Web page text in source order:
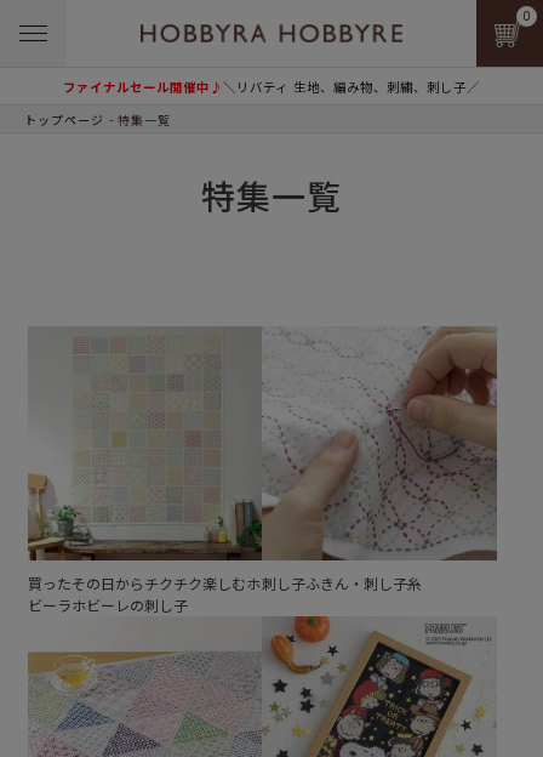
ファイナルセール開催中♪＼リバティ 生地、編み物、刺繍、刺し子／
0
トップページ 特集一覧
特集一覧
買ったその日からチクチク楽しむホ
ビーラホビーレの刺し子
刺し子ふきん・刺し子糸